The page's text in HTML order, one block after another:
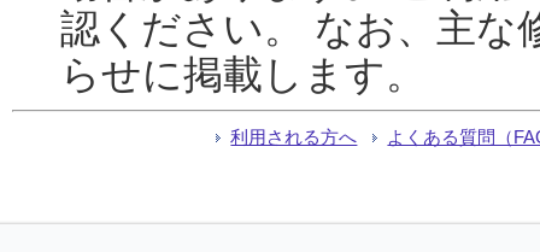
認ください。 なお、主な
らせに掲載します。
利用される方へ よくある質問（